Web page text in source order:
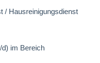
/ Hausreinigungsdienst
d) im Bereich